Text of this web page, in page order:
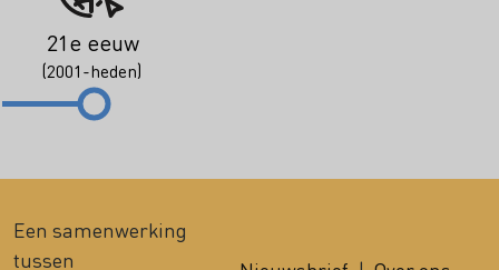
21e eeuw
(2001-heden)
Een samenwerking
tussen